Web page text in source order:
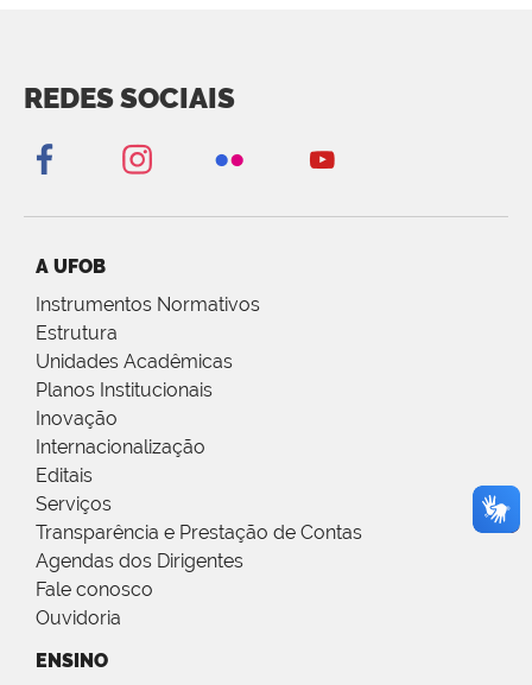
REDES SOCIAIS
A UFOB
Instrumentos Normativos
Estrutura
Unidades Acadêmicas
Planos Institucionais
Inovação
Internacionalização
Editais
Serviços
Transparência e Prestação de Contas
Agendas dos Dirigentes
Fale conosco
Ouvidoria
ENSINO